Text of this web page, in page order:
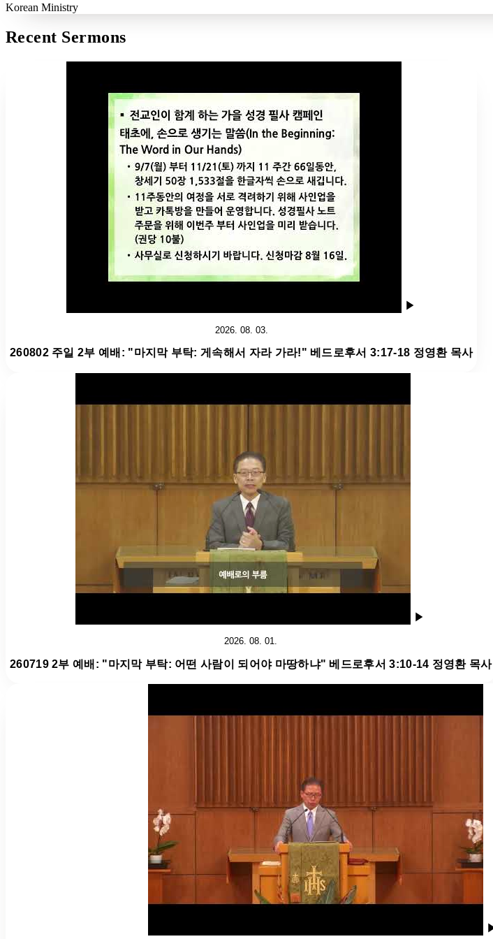
Korean Ministry
Recent Sermons
2026. 08. 03.
260802 주일 2부 예배: "마지막 부탁: 게속해서 자라 가라!" 베드로후서 3:17-18 정영환 목사
2026. 08. 01.
260719 2부 예배: "마지막 부탁: 어떤 사람이 되어야 마땅하냐" 베드로후서 3:10-14 정영환 목사